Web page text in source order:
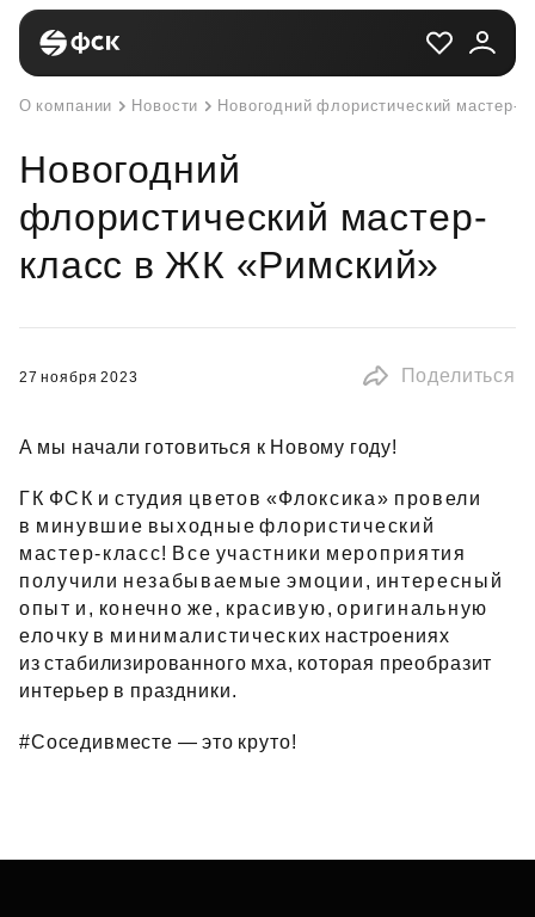
О компании Новости Новогодний флористический мастер-
Новогодний
флористический мастер-
класс в ЖК «Римский»
27 ноября 2023 Поделиться
А мы начали готовиться к Новому году!
ГК ФСК и студия цветов «Флоксика» провели
в минувшие выходные флористический
мастер‑класс! Все участники мероприятия
получили незабываемые эмоции, интересный
опыт и, конечно же, красивую, оригинальную
елочку в минималистических настроениях
из стабилизированного мха, которая преобразит
интерьер в праздники.
#Соседивместе — это круто!